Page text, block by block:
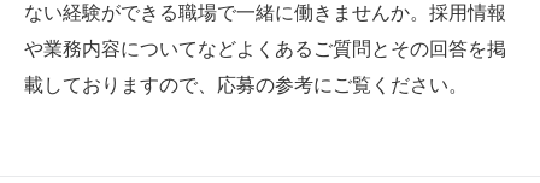
ない経験ができる職場で一緒に働きませんか。採用情報
や業務内容についてなどよくあるご質問とその回答を掲
載しておりますので、応募の参考にご覧ください。